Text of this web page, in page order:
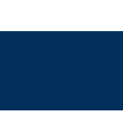
스지원사업을 시
적약자편익지원